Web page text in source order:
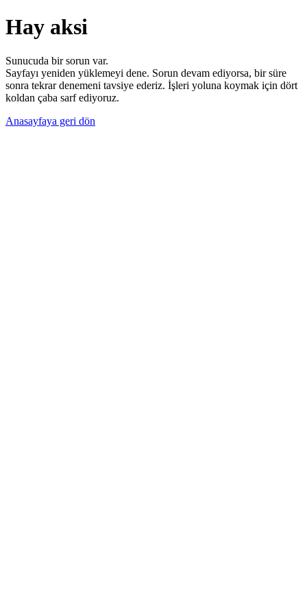
Hay aksi
Sunucuda bir sorun var.
Sayfayı yeniden yüklemeyi dene. Sorun devam ediyorsa, bir süre
sonra tekrar denemeni tavsiye ederiz. İşleri yoluna koymak için dört
koldan çaba sarf ediyoruz.
Anasayfaya geri dön